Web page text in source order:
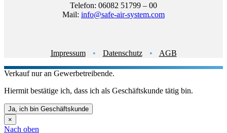
Telefon: 06082 51799 – 00
Mail: info@safe-air-system.com
Impressum • Datenschutz • AGB
Verkauf nur an Gewerbetreibende.
Hiermit bestätige ich, dass ich als Geschäftskunde tätig bin.
Ja, ich bin Geschäftskunde
×
Nach oben